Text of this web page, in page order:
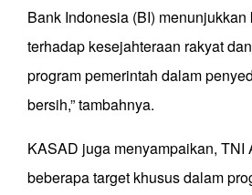
Bank Indonesia (BI)
terhadap kesejahteraan rakyat
program pemerintah dalam
bersih,” tambahnya.
KASAD juga menyampaikan, TNI
beberapa target khusus dalam